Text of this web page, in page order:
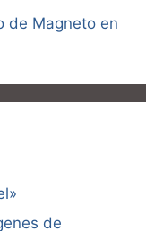
de Magneto en
de